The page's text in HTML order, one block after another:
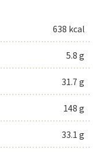
638 kcal
5.8 g
31.7 g
148 g
33.1 g